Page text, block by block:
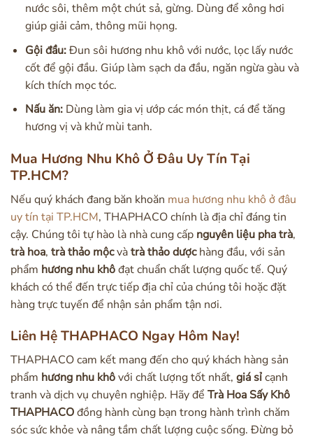
nước sôi, thêm một chút sả, gừng. Dùng để xông hơi
giúp giải cảm, thông mũi họng.
Gội đầu:Đun sôi hương nhu khô với nước, lọc lấy nước
cốt để gội đầu. Giúp làm sạch da đầu, ngăn ngừa gàu và
kích thích mọc tóc.
Nấu ăn:Dùng làm gia vị ướp các món thịt, cá để tăng
hương vị và khử mùi tanh.
Mua Hương Nhu Khô Ở Đâu Uy Tín Tại
TP.HCM?
Nếu quý khách đang băn khoăn mua hương nhu khô ở đâu
uy tín tại TP.HCM, THAPHACO chính là địa chỉ đáng tin
cậy. Chúng tôi tự hào là nhà cung cấp nguyên liệu pha trà,
trà hoa, trà thảo mộcvàtrà thảo dượchàng đầu, với sản
phẩm hương nhu khôđạt chuẩn chất lượng quốc tế. Quý
khách có thể đến trực tiếp địa chỉ của chúng tôi hoặc đặt
hàng trực tuyến để nhận sản phẩm tận nơi.
Liên Hệ THAPHACO Ngay Hôm Nay!
THAPHACO cam kết mang đến cho quý khách hàng sản
phẩm hương nhu khôvới chất lượng tốt nhất, giá sỉcạnh
tranh và dịch vụ chuyên nghiệp. Hãy để Trà Hoa Sấy Khô
THAPHACOđồng hành cùng bạn trong hành trình chăm
sóc sức khỏe và nâng tầm chất lượng cuộc sống. Đừng bỏ